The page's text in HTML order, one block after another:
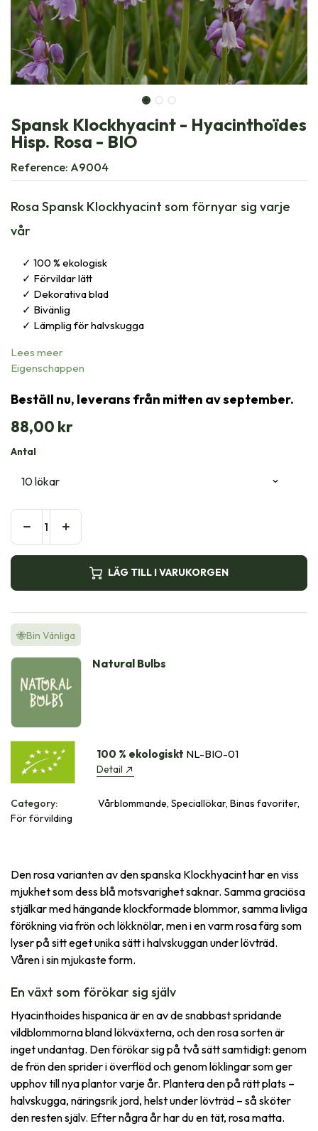
Spansk Klockhyacint - Hyacinthoïdes
Hisp. Rosa - BIO
Reference: A9004
Rosa Spansk Klockhyacint som förnyar sig varje
vår
100 % ekologisk
Förvildar lätt
Dekorativa blad
Bivänlig
Lämplig för halvskugga
Lees meer
Eigenschappen
Beställ nu, leverans från mitten av september.
88,00 kr
Antal
LÄG TILL I VARUKORGEN
🐝Bin Vänliga
Natural Bulbs
100 % ekologiskt NL-BIO-01
Detail
Category:
Vårblommande, Speciallökar, Binas favoriter,
För förvilding
Den rosa varianten av den spanska Klockhyacint har en viss
mjukhet som dess blå motsvarighet saknar. Samma graciösa
stjälkar med hängande klockformade blommor, samma livliga
förökning via frön och lökknölar, men i en varm rosa färg som
lyser på sitt eget unika sätt i halvskuggan under lövträd.
Våren i sin mjukaste form.
En växt som förökar sig själv
Hyacinthoides hispanica är en av de snabbast spridande
vildblommorna bland lökväxterna, och den rosa sorten är
inget undantag. Den förökar sig på två sätt samtidigt: genom
de frön den sprider i överflöd och genom löklingar som ger
upphov till nya plantor varje år. Plantera den på rätt plats –
halvskugga, näringsrik jord, helst under lövträd – så sköter
den resten själv. Efter några år har du en tät, rosa matta.